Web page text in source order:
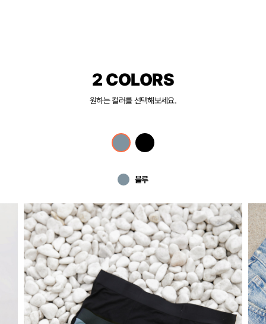
2 COLORS
원하는 컬러를 선택해보세요.
블루